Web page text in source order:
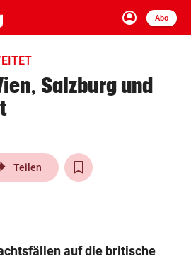
account_circle
Anmelden
Abo
close Schließen
arrow_right
Salzburg und
Teilen
auf die britische